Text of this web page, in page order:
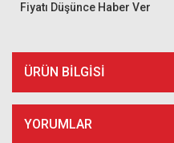
Fiyatı Düşünce Haber Ver
ÜRÜN BILGISI
YORUMLAR